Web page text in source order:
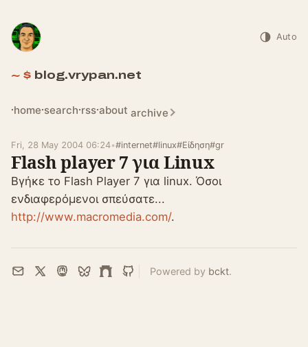
blog.vrypan.net
home search rss about archive
Auto
Fri, 28 May 2004 06:24•#internet#linux#Είδηση#gr
Flash player 7 για Linux
Βγήκε το Flash Player 7 για linux. Όσοι
ενδιαφερόμενοι σπεύσατε...
http://www.macromedia.com/.
Email
X Mastodon
BlueskyFarcaster
GitHub
Powered by bckt.